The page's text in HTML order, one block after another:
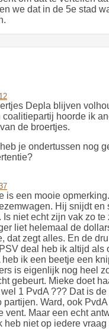
we dat in de 5e stad
Depla blijven
hoorde ik
de broertjes.
je ondertussen nog
is een mooie
Hij snijdt en
niet echt zijn vak zo te
liet helemaal de
dat zegt alles. En de
deal heb ik altijd als
heb ik een beetje een
is eigenlijk nog heel
gebeurt. Mieke doet
1 PvdA ??? Dat is
partijen. Ward, ook
vent. Maar een echt
niet op iedere vraag